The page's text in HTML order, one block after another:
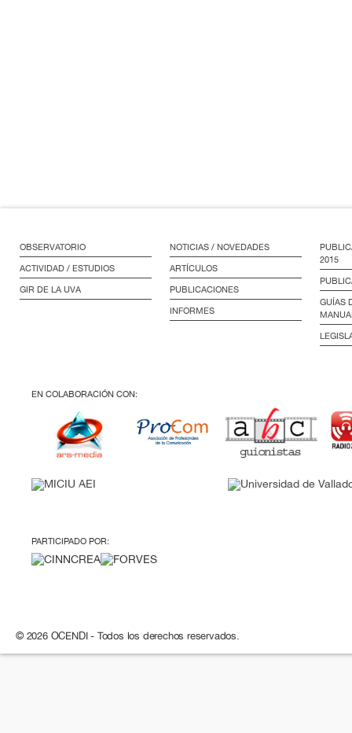
OBSERVATORIO
ACTIVIDAD / ESTUDIOS
GIR DE LA UVA
NOTICIAS / NOVEDADES
ARTÍCULOS
PUBLICACIONES
INFORMES
2015
GUÍAS
EN COLABORACIÓN CON:
PARTICIPADO POR:
© 2026 OCENDI - Todos los derechos reservados.